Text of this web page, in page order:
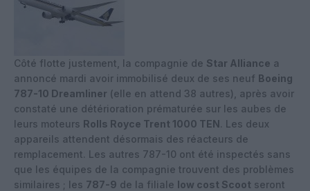
Côté flotte justement, la compagnie de Star Alliance a
annoncé mardi avoir immobilisé deux de ses neuf Boeing
787-10 Dreamliner (elle en attend 38 autres), après avoir
constaté une détérioration prématurée sur les aubes de
leurs moteurs Rolls Royce Trent 1000 TEN. Les deux
appareils attendent désormais des réacteurs de
remplacement. Les autres 787-10 ont été inspectés sans
que les équipes de la compagnie trouvent des problèmes
similaires ; les 787-9 de la filiale low cost Scoot seront